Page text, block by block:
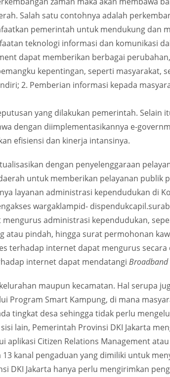
Salah satu contohnya adalah
pemerintah untuk mendukung dan
teknologi informasi dan komunikasi
dapat memberikan berbagai
kepentingan, seperti masyarakat,
2. Pemberian informasi kepada
yang dilakukan pemerintah. Selain
dengan diimplementasikannya e-
efisiensi dan kinerja intansinya.
dengan penyelenggaraan
untuk memberikan pelayanan publik
layanan administrasi kependudukan di
wargaklampid-
mengurus administrasi kependudukan,
atau pindah, hingga surat permohonan
terhadap internet dapat mengurus
internet dapat mendatangi Broadband
maupun kecamatan. Hal serupa
Program Smart Kampung, di mana
tingkat desa sehingga tidak perlu
lain, Pemerintah Provinsi DKI Jakarta
aplikasi Citizen Relations Management
kanal pengaduan yang dimiliki untuk
DKI Jakarta hanya perlu mengirimkan